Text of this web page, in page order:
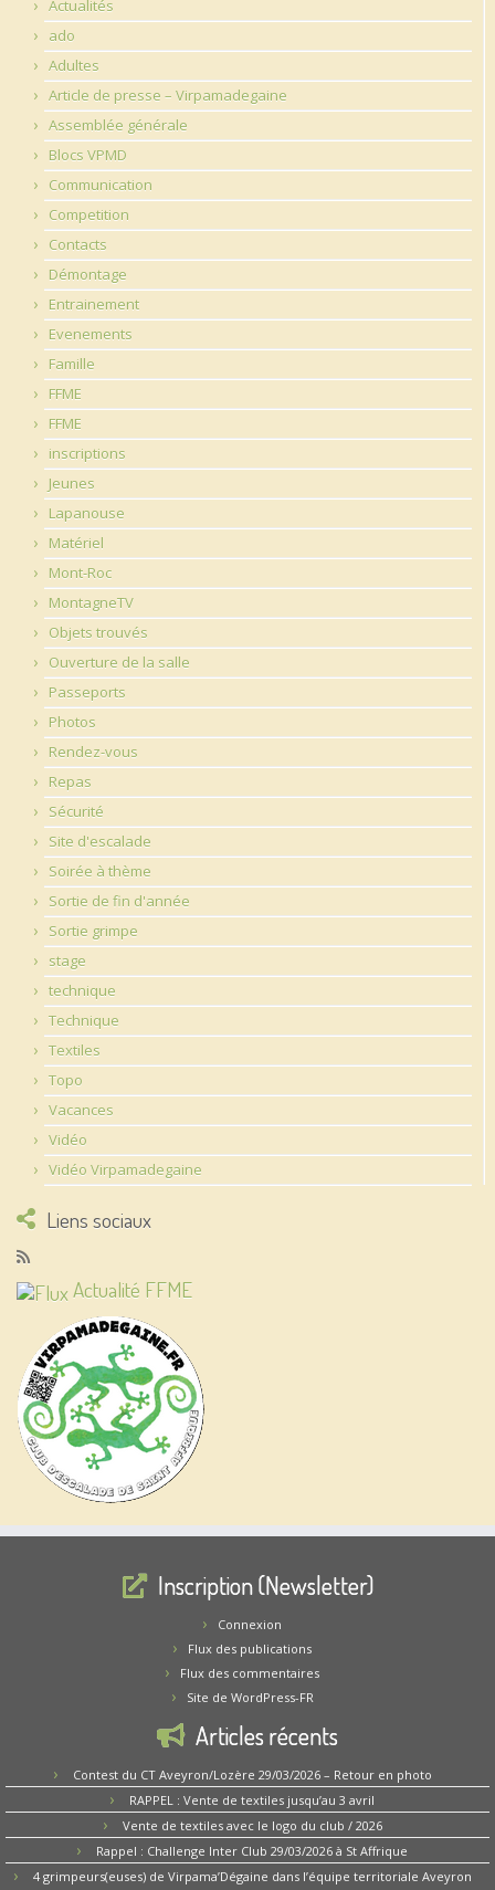
Actualités
ado
Adultes
Article de presse – Virpamadegaine
Assemblée générale
Blocs VPMD
Communication
Competition
Contacts
Démontage
Entrainement
Evenements
Famille
FFME
FFME
inscriptions
Jeunes
Lapanouse
Matériel
Mont-Roc
MontagneTV
Objets trouvés
Ouverture de la salle
Passeports
Photos
Rendez-vous
Repas
Sécurité
Site d'escalade
Soirée à thème
Sortie de fin d'année
Sortie grimpe
stage
technique
Technique
Textiles
Topo
Vacances
Vidéo
Vidéo Virpamadegaine
Liens sociaux
Actualité FFME
Inscription (Newsletter)
Connexion
Flux des publications
Flux des commentaires
Site de WordPress-FR
Articles récents
Contest du CT Aveyron/Lozère 29/03/2026 – Retour en photo
RAPPEL : Vente de textiles jusqu’au 3 avril
Vente de textiles avec le logo du club / 2026
Rappel : Challenge Inter Club 29/03/2026 à St Affrique
4 grimpeurs(euses) de Virpama’Dégaine dans l’équipe territoriale Aveyron